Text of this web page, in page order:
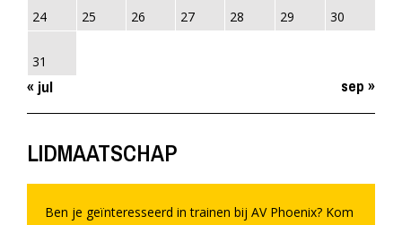
24 25 26 27 28 29 30
31
« jul sep »
LIDMAATSCHAP
Ben je geïnteresseerd in trainen bij AV Phoenix? Kom